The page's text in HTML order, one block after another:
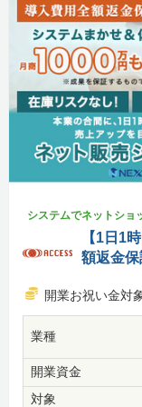
システムでネットショ
【1日1
額返金保
開業お祝い金対
業種
開業資金
対象